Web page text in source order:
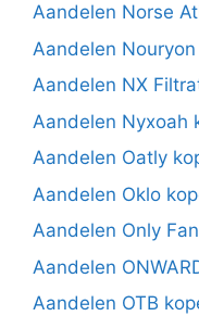
Aandelen Norse
Aandelen
Aandelen NX
Aandelen Nyxoah
Aandelen Oatly
Aandelen Oklo
Aandelen Only
Aandelen
Aandelen OTB